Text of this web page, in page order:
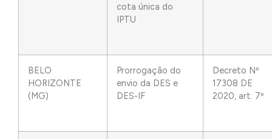
cota única do
IPTU
BELO
HORIZONTE
(MG)
Prorrogação do
envio da DES e
DES-IF
Decreto Nº
17308 DE
2020, art. 7º